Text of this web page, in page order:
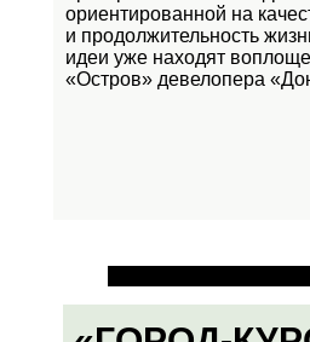
ориентированной на
и продолжительность
идеи уже находят
«Остров» девелопера